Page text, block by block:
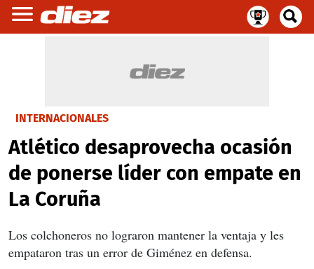
INTERNACIONALES
Atlético desaprovecha ocasión
de ponerse líder con empate en
La Coruña
Los colchoneros no lograron mantener la ventaja y les
empataron tras un error de Giménez en defensa.